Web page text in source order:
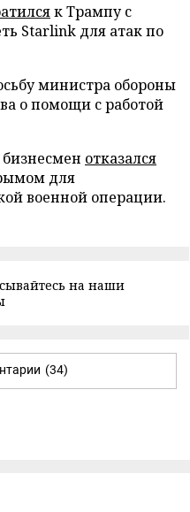
к Трампу с
Starlink для атак по
министра обороны
о помощи с работой
отказался
для
военной операции.
на наши
(34)